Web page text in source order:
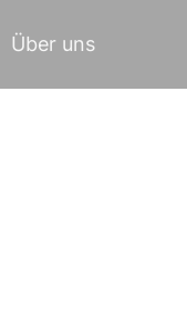
Über uns